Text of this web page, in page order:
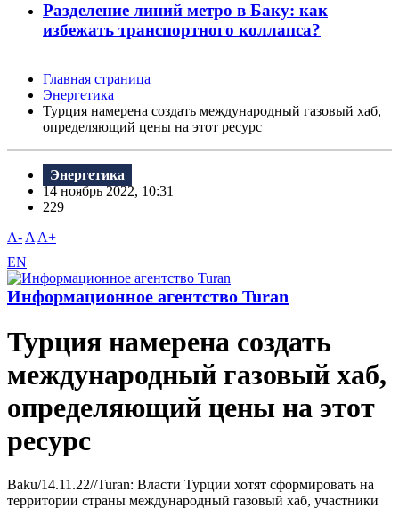
Разделение линий метро в Баку: как
избежать транспортного коллапса?
Главная страница
Энергетика
Турция намерена создать международный газовый хаб,
определяющий цены на этот ресурс
Энергетика
14 ноябрь 2022, 10:31
229
A- A A+
EN
Информационное агентство Turan
Турция намерена создать
международный газовый хаб,
определяющий цены на этот
ресурс
Baku/14.11.22//Turan: Власти Турции хотят сформировать на
территории страны международный газовый хаб, участники